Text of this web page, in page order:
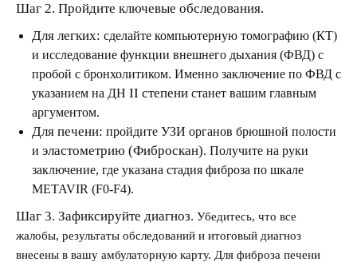
Шаг 2. Пройдите ключевые обследования.
Для легких: сделайте компьютерную томографию (КТ)
и исследование функции внешнего дыхания (ФВД) с
пробой с бронхолитиком. Именно заключение по ФВД с
указанием на ДН II степени станет вашим главным
аргументом.
Для печени: пройдите УЗИ органов брюшной полости
и эластометрию (Фиброскан). Получите на руки
заключение, где указана стадия фиброза по шкале
METAVIR (F0-F4).
Шаг 3. Зафиксируйте диагноз. Убедитесь, что все
жалобы, результаты обследований и итоговый диагноз
внесены в вашу амбулаторную карту. Для фиброза печени